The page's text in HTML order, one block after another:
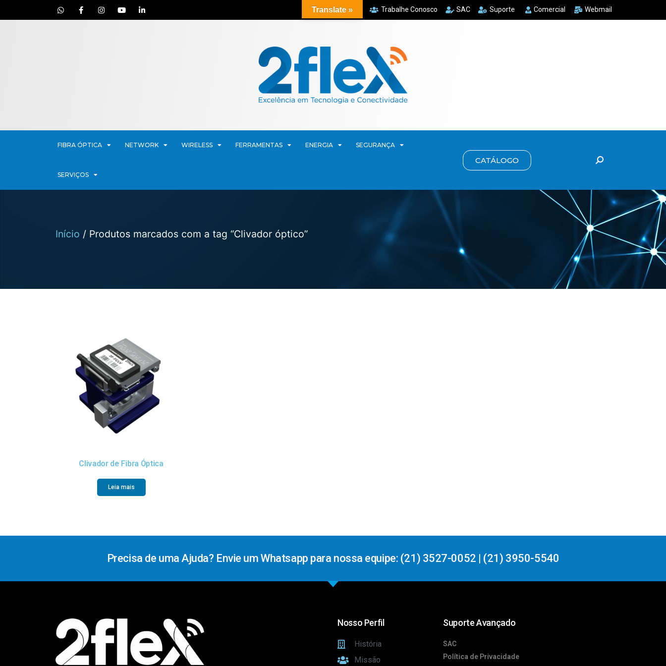
Trabalhe Conosco SAC Suporte Comercial Webmail
FIBRA ÓPTICA NETWORK WIRELESS FERRAMENTAS ENERGIA SEGURANÇA
SERVIÇOS
CATÁLOGO
Início / Produtos marcados com a tag “Clivador óptico”
Clivador de Fibra Óptica
Leia mais
Precisa de uma Ajuda? Envie um Whatsapp para nossa equipe: (21) 3527-0052 | (21) 3950-5540
Nosso Perfil
História
Missão
Suporte Avançado
SAC
Política de Privacidade
Translate »